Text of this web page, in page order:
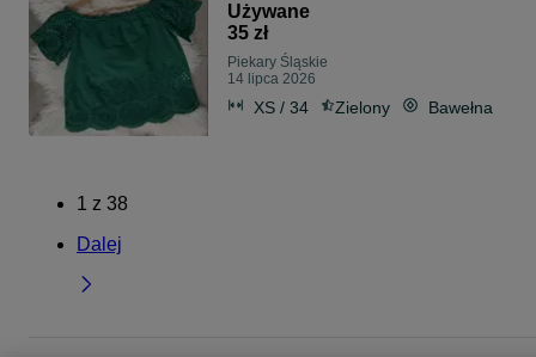
Używane
35 zł
Piekary Śląskie
14 lipca 2026
XS / 34 Zielony Bawełna
1 z 38
Dalej